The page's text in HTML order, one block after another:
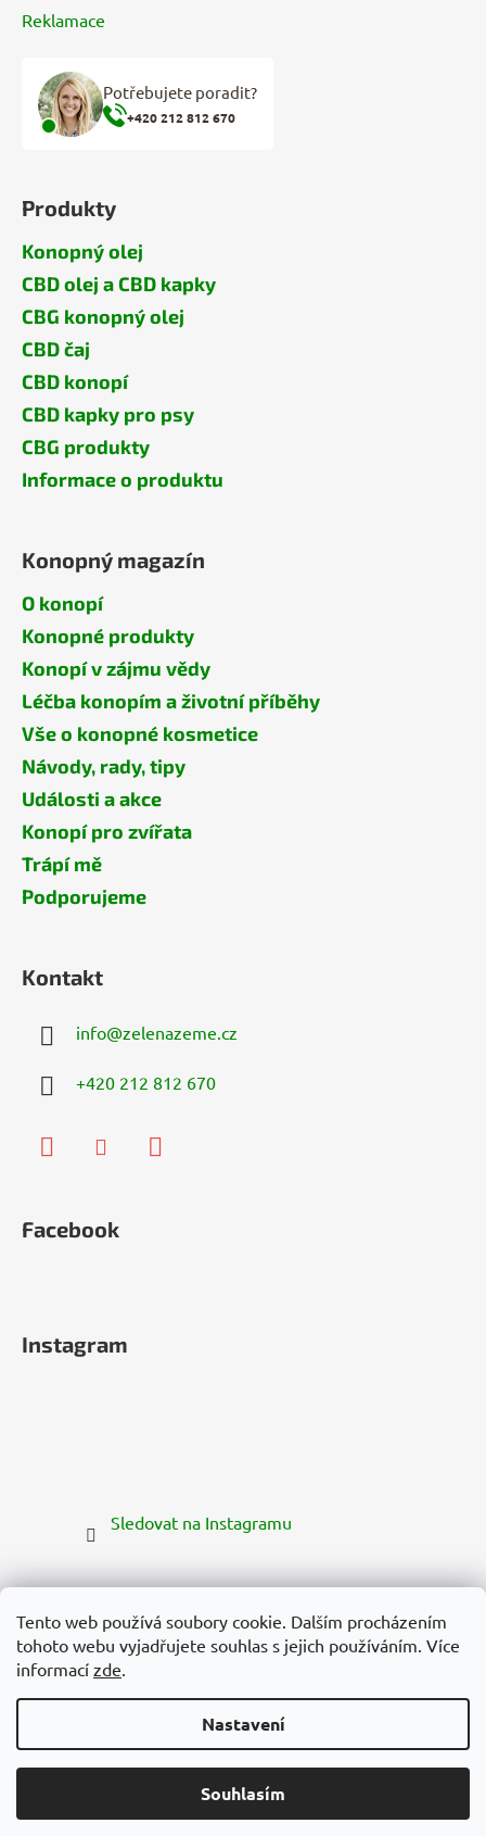
Tento web používá soubory cookie. Dalším procházením
tohoto webu vyjadřujete souhlas s jejich používáním. Více
informací zde.
Nastavení
Souhlasím
Reklamace
Potřebujete poradit?
+420 212 812 670
Produkty
Konopný olej
CBD olej a CBD kapky
CBG konopný olej
CBD čaj
CBD konopí
CBD kapky pro psy
CBG produkty
Informace o produktu
Konopný magazín
O konopí
Konopné produkty
Konopí v zájmu vědy
Léčba konopím a životní příběhy
Vše o konopné kosmetice
Návody, rady, tipy
Události a akce
Konopí pro zvířata
Trápí mě
Podporujeme
Kontakt
info@zelenazeme.cz
+420 212 812 670
Facebook
Instagram
Sledovat na Instagramu
Vytvořil Shoptet Premium
Copyright 2026Zelená Země. Všechna práva vyhrazena.
Upravit nastavení cookies
PŘIDAT DO KOŠÍKU